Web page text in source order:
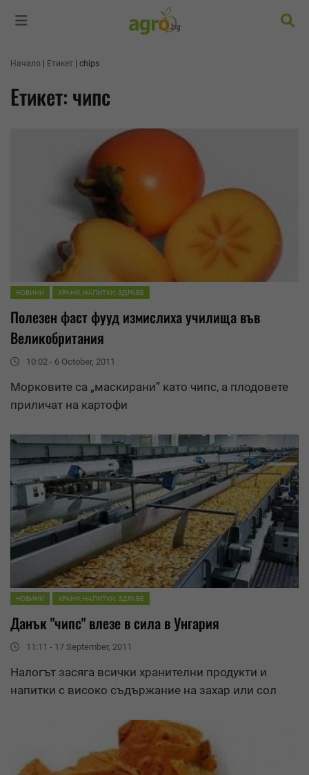
Начало Етикет chips
Етикет: чипс
НОВИНИ ХРАНИ, НАПИТКИ, ЗДРАВЕ
Полезен фаст фууд измислиха училища във
Великобритания
10:02 - 6 October, 2011
Морковите са „маскирани” като чипс, а плодовете
приличат на картофи
НОВИНИ ХРАНИ, НАПИТКИ, ЗДРАВЕ
Данък "чипс" влезе в сила в Унгария
11:11 - 17 September, 2011
Налогът засяга всички хранителни продукти и
напитки с високо съдържание на захар или сол